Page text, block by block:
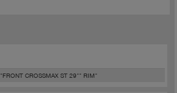
"FRONT CROSSMAX ST 29"" RIM"